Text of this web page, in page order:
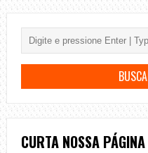
CURTA NOSSA